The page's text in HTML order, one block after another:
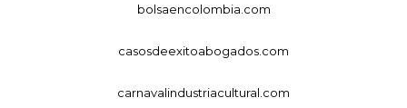
bolsaencolombia.com
casosdeexitoabogados.com
carnavalindustriacultural.com